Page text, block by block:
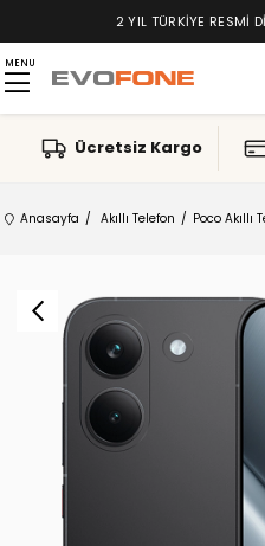
2 YIL TÜRKIYE RESMI
MENU
Ücretsiz Kargo
Anasayfa Akıllı Telefon Poco Akıllı